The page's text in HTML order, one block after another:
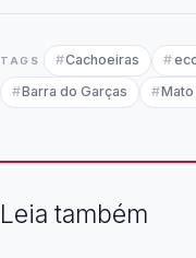
TAGS Cachoeiras
Barra do Garças
Leia também